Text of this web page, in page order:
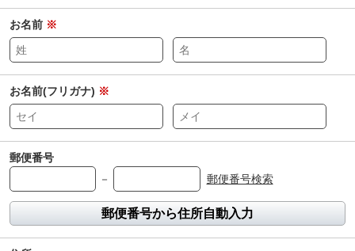
お名前 ※
お名前(フリガナ) ※
郵便番号
－
郵便番号検索
郵便番号から住所自動入力